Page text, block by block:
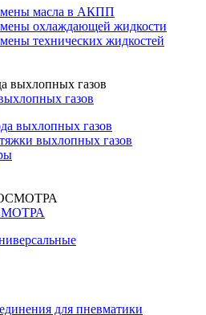
масла в АКПП
охлаждающей жидкости
технических жидкостей
газов
выхлопных газов
выхлопных газов
для пневматики